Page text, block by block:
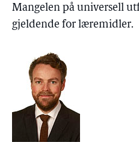
Mangelen på universell
gjeldende for læremidler.